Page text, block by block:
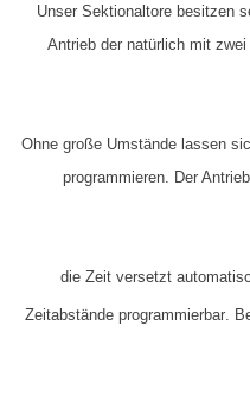
Unser Sektionaltore besitzen
Antrieb der natürlich mit
Ohne große Umstände lassen
programmieren. Der
die Zeit versetzt
Zeitabstände programmierbar.